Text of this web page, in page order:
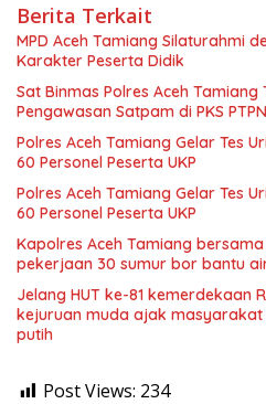
Berita Terkait
MPD Aceh Tamiang Silaturahmi
Karakter Peserta Didik
Sat Binmas Polres Aceh
Pengawasan Satpam di PKS
Polres Aceh Tamiang Gelar Tes
60 Personel Peserta UKP
Polres Aceh Tamiang Gelar Tes
60 Personel Peserta UKP
Kapolres Aceh Tamiang
pekerjaan 30 sumur bor bantu
Jelang HUT ke-81 kemerdekaan
kejuruan muda ajak
putih
Post Views: 234